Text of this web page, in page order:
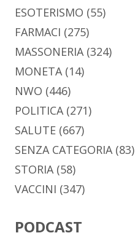
ESOTERISMO (55)
FARMACI (275)
MASSONERIA(324)
MONETA(14)
NWO (446)
POLITICA(271)
SALUTE (667)
SENZA CATEGORIA(83)
STORIA(58)
VACCINI (347)
PODCAST